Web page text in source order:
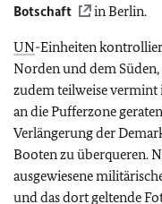
Botschaft
in Berlin.
UN-Einheiten
Norden und dem
zudem teilweise vermint
an die Pufferzone
Verlängerung der
Booten zu überqueren.
ausgewiesene
und das dort geltende